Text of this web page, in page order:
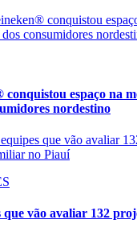
espaço na
nordestino
que vão avaliar 132